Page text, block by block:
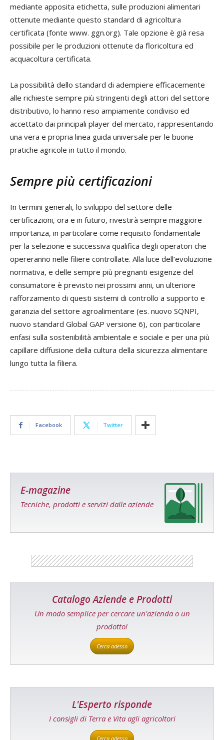
mediante apposita etichetta, sulle produzioni alimentari
ottenute mediante questo standard di agricoltura
certificata (fonte www. ggn.org). Tale opzione è già resa
possibile per le produzioni ottenute da floricoltura ed
acquacoltura certificata.
La possibilità dello standard di adempiere efficacemente
alle richieste sempre più stringenti degli attori del settore
distributivo, lo hanno reso ampiamente condiviso ed
accettato dai principali player del mercato, rappresentando
una vera e propria linea guida universale per le buone
pratiche agricole in tutto il mondo.
Sempre più certificazioni
In termini generali, lo sviluppo del settore delle
certificazioni, ora e in futuro, rivestirà sempre maggiore
importanza, in particolare come requisito fondamentale
per la selezione e successiva qualifica degli operatori che
opereranno nelle filiere controllate. Alla luce dell’evoluzione
normativa, e delle sempre più pregnanti esigenze del
consumatore è previsto nei prossimi anni, un ulteriore
rafforzamento di questi sistemi di controllo a supporto e
garanzia del settore agroalimentare (es. nuovo SQNPI,
nuovo standard Global GAP versione 6), con particolare
enfasi sulla sostenibilità ambientale e sociale e per una più
capillare diffusione della cultura della sicurezza alimentare
lungo tutta la filiera.
Facebook Twitter
E-magazine
Tecniche, prodotti e servizi dalle aziende
Catalogo Aziende e Prodotti
Un modo semplice per cercare un'azienda o un
prodotto!
Cerca adesso
L'Esperto risponde
I consigli di Terra e Vita agli agricoltori
Cerca adesso